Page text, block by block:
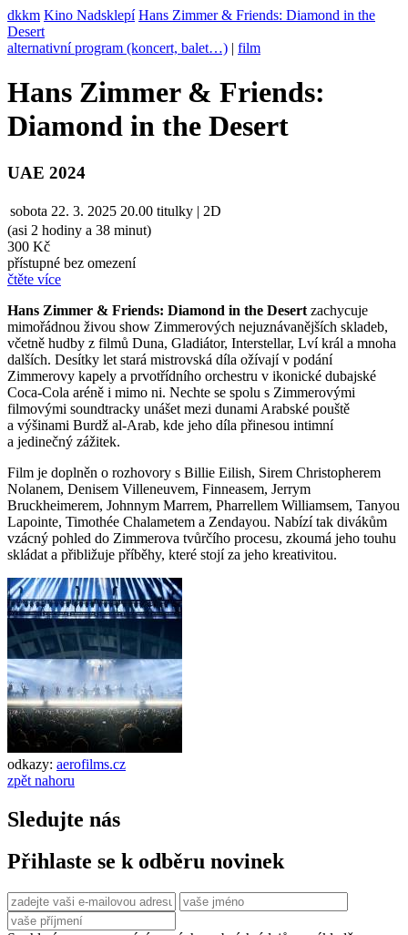
dkkm Kino Nadsklepí Hans Zimmer & Friends: Diamond in the
Desert
alternativní program (koncert, balet…) | film
Hans Zimmer & Friends:
Diamond in the Desert
UAE 2024
sobota 22. 3. 2025 20.00 titulky | 2D
(asi 2 hodiny a 38 minut)
300 Kč
přístupné bez omezení
čtěte více
Hans Zimmer & Friends: Diamond in the Desert zachycuje
mimořádnou živou show Zimmerových nejuznávanějších skladeb,
včetně hudby z filmů Duna, Gladiátor, Interstellar, Lví král a mnoha
dalších. Desítky let stará mistrovská díla ožívají v podání
Zimmerovy kapely a prvotřídního orchestru v ikonické dubajské
Coca-Cola aréně i mimo ni. Nechte se spolu s Zimmerovými
filmovými soundtracky unášet mezi dunami Arabské pouště
a výšinami Burdž al-Arab, kde jeho díla přinesou intimní
a jedinečný zážitek.
Film je doplněn o rozhovory s Billie Eilish, Sirem Christopherem
Nolanem, Denisem Villeneuvem, Finneasem, Jerrym
Bruckheimerem, Johnnym Marrem, Pharrellem Williamsem, Tanyou
Lapointe, Timothée Chalametem a Zendayou. Nabízí tak divákům
vzácný pohled do Zimmerova tvůrčího procesu, zkoumá jeho touhu
skládat a přibližuje příběhy, které stojí za jeho kreativitou.
odkazy: aerofilms.cz
zpět nahoru
Sledujte nás
Přihlaste se k odběru novinek